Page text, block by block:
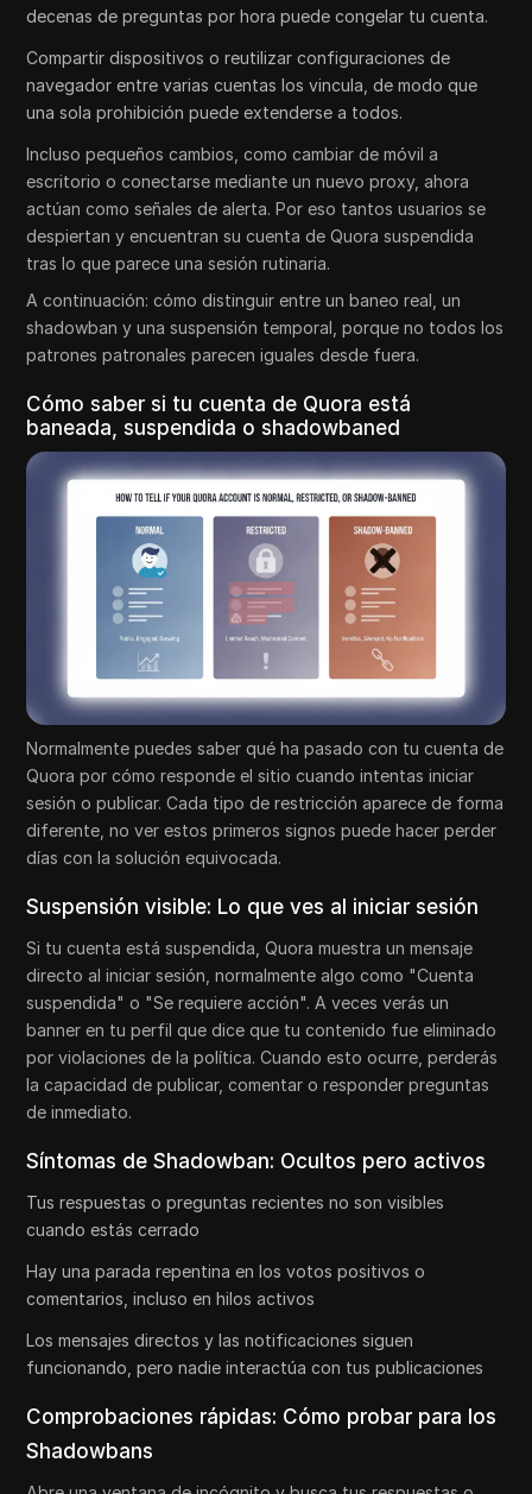
decenas de preguntas por hora puede congelar tu cuenta.
Compartir dispositivos o reutilizar configuraciones de
navegador entre varias cuentas los vincula, de modo que
una sola prohibición puede extenderse a todos.
Incluso pequeños cambios, como cambiar de móvil a
escritorio o conectarse mediante un nuevo proxy, ahora
actúan como señales de alerta. Por eso tantos usuarios se
despiertan y encuentran su cuenta de Quora suspendida
tras lo que parece una sesión rutinaria.
A continuación: cómo distinguir entre un baneo real, un
shadowban y una suspensión temporal, porque no todos los
patrones patronales parecen iguales desde fuera.
Cómo saber si tu cuenta de Quora está
baneada, suspendida o shadowbaned
Normalmente puedes saber qué ha pasado con tu cuenta de
Quora por cómo responde el sitio cuando intentas iniciar
sesión o publicar. Cada tipo de restricción aparece de forma
diferente, no ver estos primeros signos puede hacer perder
días con la solución equivocada.
Suspensión visible: Lo que ves al iniciar sesión
Si tu cuenta está suspendida, Quora muestra un mensaje
directo al iniciar sesión, normalmente algo como "Cuenta
suspendida" o "Se requiere acción". A veces verás un
banner en tu perfil que dice que tu contenido fue eliminado
por violaciones de la política. Cuando esto ocurre, perderás
la capacidad de publicar, comentar o responder preguntas
de inmediato.
Síntomas de Shadowban: Ocultos pero activos
Tus respuestas o preguntas recientes no son visibles
cuando estás cerrado
Hay una parada repentina en los votos positivos o
comentarios, incluso en hilos activos
Los mensajes directos y las notificaciones siguen
funcionando, pero nadie interactúa con tus publicaciones
Comprobaciones rápidas: Cómo probar para los
Shadowbans